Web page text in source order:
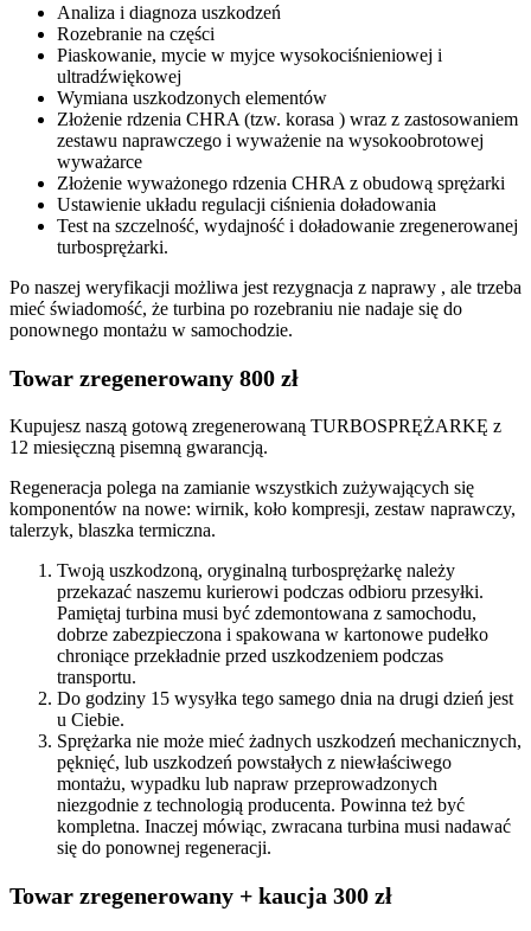
Analiza i diagnoza uszkodzeń
Rozebranie na części
Piaskowanie, mycie w myjce wysokociśnieniowej i
ultradźwiękowej
Wymiana uszkodzonych elementów
Złożenie rdzenia CHRA (tzw. korasa ) wraz z zastosowaniem
zestawu naprawczego i wyważenie na wysokoobrotowej
wyważarce
Złożenie wyważonego rdzenia CHRA z obudową sprężarki
Ustawienie układu regulacji ciśnienia doładowania
Test na szczelność, wydajność i doładowanie zregenerowanej
turbosprężarki.
Po naszej weryfikacji możliwa jest rezygnacja z naprawy , ale trzeba
mieć świadomość, że turbina po rozebraniu nie nadaje się do
ponownego montażu w samochodzie.
Towar zregenerowany 800 zł
Kupujesz naszą gotową zregenerowaną TURBOSPRĘŻARKĘ z
12 miesięczną pisemną gwarancją.
Regeneracja polega na zamianie wszystkich zużywających się
komponentów na nowe: wirnik, koło kompresji, zestaw naprawczy,
talerzyk, blaszka termiczna.
Twoją uszkodzoną, oryginalną turbosprężarkę należy
przekazać naszemu kurierowi podczas odbioru przesyłki.
Pamiętaj turbina musi być zdemontowana z samochodu,
dobrze zabezpieczona i spakowana w kartonowe pudełko
chroniące przekładnie przed uszkodzeniem podczas
transportu.
Do godziny 15 wysyłka tego samego dnia na drugi dzień jest
u Ciebie.
Sprężarka nie może mieć żadnych uszkodzeń mechanicznych,
pęknięć, lub uszkodzeń powstałych z niewłaściwego
montażu, wypadku lub napraw przeprowadzonych
niezgodnie z technologią producenta. Powinna też być
kompletna. Inaczej mówiąc, zwracana turbina musi nadawać
się do ponownej regeneracji.
Towar zregenerowany + kaucja 300 zł